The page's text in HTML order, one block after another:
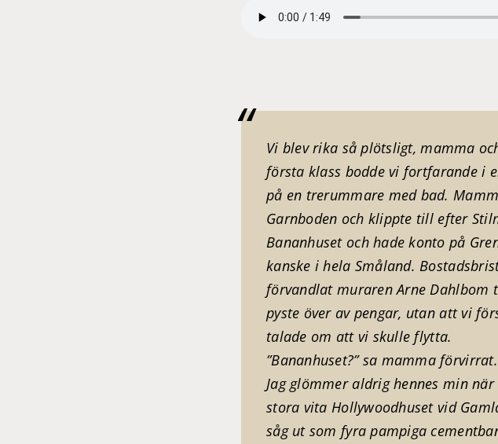
Vi blev rika så plötsligt, mamma
första klass bodde vi fortfarande i
på en trerummare med bad.
Garnboden och klippte till efter
Bananhuset och hade konto på
kanske i hela Småland.
förvandlat muraren Arne Dahlbom
pyste över av pengar, utan att vi
talade om att vi skulle flytta.
”Bananhuset?” sa mamma
Jag glömmer aldrig hennes min
stora vita Hollywoodhuset vid
såg ut som fyra pampiga